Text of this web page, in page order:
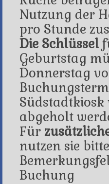
Nutzung der
pro Stunde
Die Schlüssel
Geburtstag
Donnerstag
abgeholt
Für
nutzen sie
Buchung